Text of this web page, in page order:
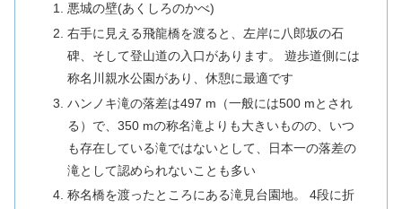
悪城の壁(あくしろのかべ)
右手に見える飛龍橋を渡ると、左岸に八郎坂の石
碑、そして登山道の入口があります。 遊歩道側には
称名川親水公園があり、休憩に最適です
ハンノキ滝の落差は497 m（一般には500 mとされ
る）で、350 mの称名滝よりも大きいものの、いつ
も存在している滝ではないとして、日本一の落差の
滝として認められないことも多い
称名橋を渡ったところにある滝見台園地。 4段に折